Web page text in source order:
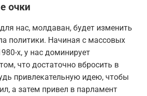
очки
нас, молдаван, будет изменить
политики. Начиная с массовых
х, у нас доминирует
что достаточно вбросить в
привлекательную идею, чтобы
а затем привел в парламент